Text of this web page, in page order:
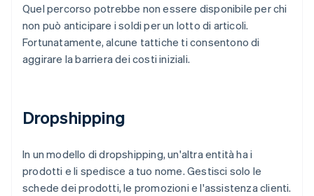
Quel percorso potrebbe non essere disponibile per chi
non può anticipare i soldi per un lotto di articoli.
Fortunatamente, alcune tattiche ti consentono di
aggirare la barriera dei costi iniziali.
Dropshipping
In un modello di dropshipping, un'altra entità ha i
prodotti e li spedisce a tuo nome. Gestisci solo le
schede dei prodotti, le promozioni e l'assistenza clienti.